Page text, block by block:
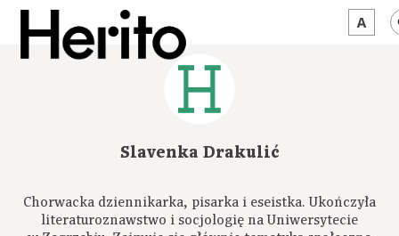
JĘZYK: PL
Slavenka Drakulić
Chorwacka dziennikarka, pisarka i eseistka. Ukończyła
literaturoznawstwo i socjologię na Uniwersytecie